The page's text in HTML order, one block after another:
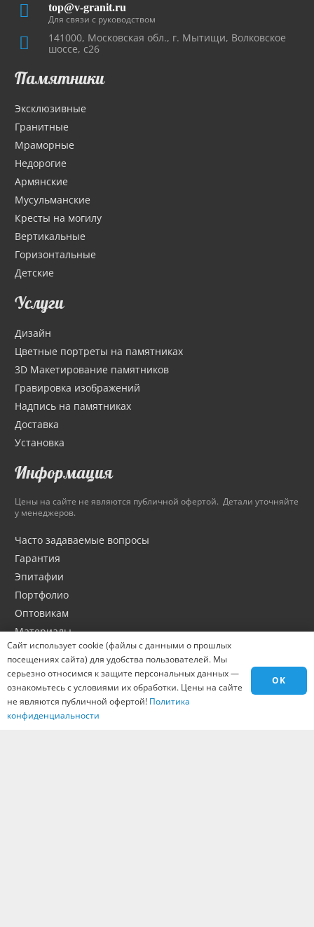
top@v-granit.ru
Для связи с руководством
141000, Московская обл., г. Мытищи, Волковское
шоссе, с26
Памятники
Эксклюзивные
Гранитные
Мраморные
Недорогие
Армянские
Мусульманские
Кресты на могилу
Вертикальные
Горизонтальные
Детские
Услуги
Дизайн
Цветные портреты на памятниках
3D Макетирование памятников
Гравировка изображений
Надпись на памятниках
Доставка
Установка
Информация
Цены на сайте не являются публичной офертой. Детали уточняйте
у менеджеров.
Часто задаваемые вопросы
Гарантия
Эпитафии
Портфолио
Оптовикам
Материалы
Города
Контакты
Вакансии
Сайт использует cookie (файлы с данными о прошлых
посещениях сайта) для удобства пользователей. Мы
серьезно относимся к защите персональных данных —
ознакомьтесь с условиями их обработки. Цены на сайте
не являются публичной офертой! Политика
конфиденциальности
OK